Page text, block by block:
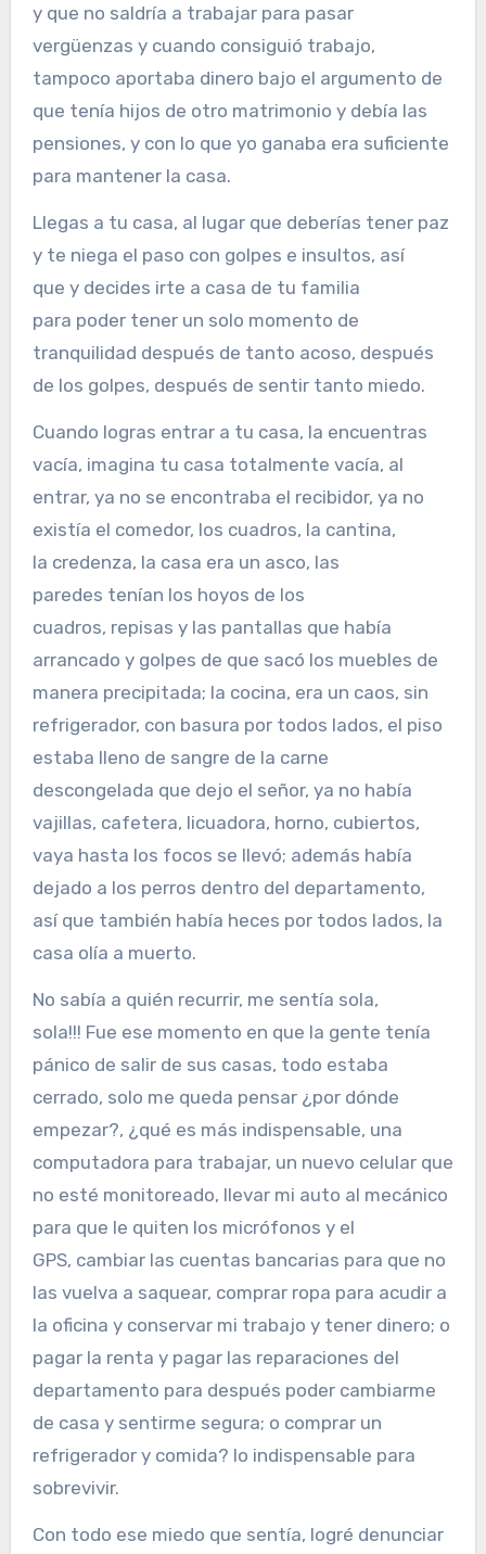
y que no saldría a trabajar para pasar
vergüenzas y cuando consiguió trabajo,
tampoco aportaba dinero bajo el argumento de
que tenía hijos de otro matrimonio y debía las
pensiones, y con lo que yo ganaba era suficiente
para mantener la casa.
Llegas a tu casa, al lugar que deberías tener paz
y te niega el paso con golpes e insultos, así
que y decides irte a casa de tu familia
para poder tener un solo momento de
tranquilidad después de tanto acoso, después
de los golpes, después de sentir tanto miedo.
Cuando logras entrar a tu casa, la encuentras
vacía, imagina tu casa totalmente vacía, al
entrar, ya no se encontraba el recibidor, ya no
existía el comedor, los cuadros, la cantina,
la credenza, la casa era un asco, las
paredes tenían los hoyos de los
cuadros, repisas y las pantallas que había
arrancado y golpes de que sacó los muebles de
manera precipitada; la cocina, era un caos, sin
refrigerador, con basura por todos lados, el piso
estaba lleno de sangre de la carne
descongelada que dejo el señor, ya no había
vajillas, cafetera, licuadora, horno, cubiertos,
vaya hasta los focos se llevó; además había
dejado a los perros dentro del departamento,
así que también había heces por todos lados, la
casa olía a muerto.
No sabía a quién recurrir, me sentía sola,
sola!!! Fue ese momento en que la gente tenía
pánico de salir de sus casas, todo estaba
cerrado, solo me queda pensar ¿por dónde
empezar?, ¿qué es más indispensable, una
computadora para trabajar, un nuevo celular que
no esté monitoreado, llevar mi auto al mecánico
para que le quiten los micrófonos y el
GPS, cambiar las cuentas bancarias para que no
las vuelva a saquear, comprar ropa para acudir a
la oficina y conservar mi trabajo y tener dinero; o
pagar la renta y pagar las reparaciones del
departamento para después poder cambiarme
de casa y sentirme segura; o comprar un
refrigerador y comida? lo indispensable para
sobrevivir.
Con todo ese miedo que sentía, logré denunciar